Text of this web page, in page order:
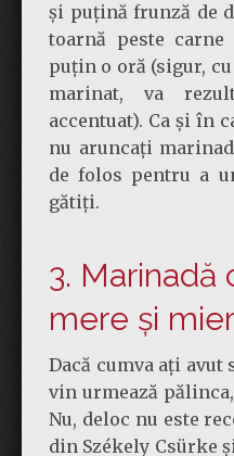
și puțină frunză de
toarnă peste
puțin o oră (sigur,
marinat, va
accentuat). Ca și în
nu aruncați
de folos pentru a
gătiți.
3. Marinadă
mere și
Dacă cumva ați avut
vin urmează
Nu, deloc nu este
din Székely Csürke